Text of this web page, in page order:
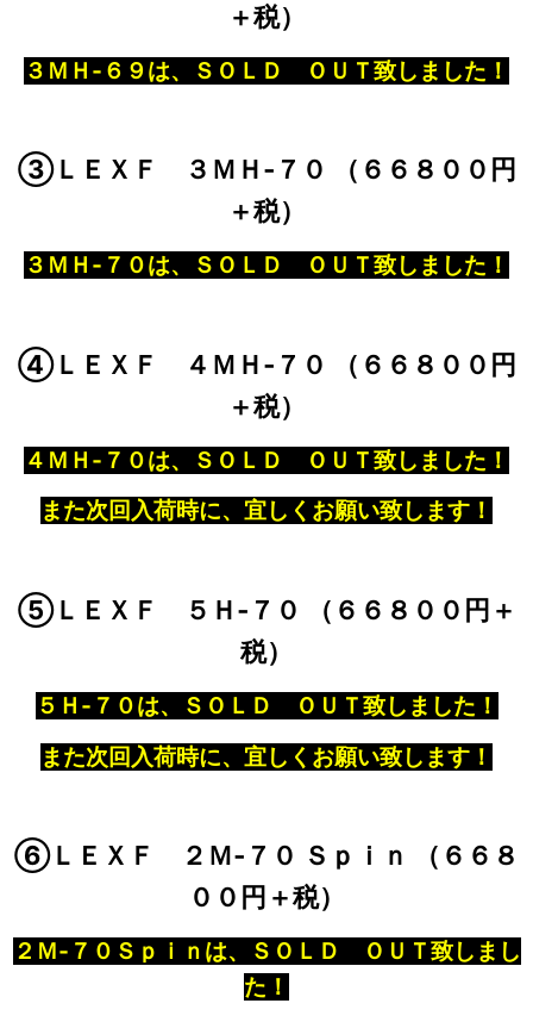
＋税）
３ＭＨ‐６９は、ＳＯＬＤ ＯＵＴ致しました！
③ＬＥＸＦ ３ＭＨ‐７０ （６６８００円
＋税）
３ＭＨ‐７０は、ＳＯＬＤ ＯＵＴ致しました！
④ＬＥＸＦ ４ＭＨ‐７０ （６６８００円
＋税）
４ＭＨ‐７０は、ＳＯＬＤ ＯＵＴ致しました！
また次回入荷時に、宜しくお願い致します！
⑤ＬＥＸＦ ５Ｈ‐７０ （６６８００円＋
税）
５Ｈ‐７０は、ＳＯＬＤ ＯＵＴ致しました！
また次回入荷時に、宜しくお願い致します！
⑥ＬＥＸＦ ２Ｍ‐７０ Ｓｐｉｎ （６６８
００円＋税）
２Ｍ‐７０Ｓｐｉｎは、ＳＯＬＤ ＯＵＴ致しまし
た！